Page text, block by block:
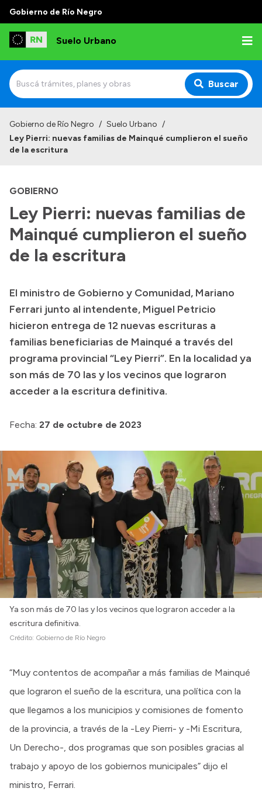
Gobierno de Río Negro
Suelo Urbano
Buscar
Gobierno de Río Negro / Suelo Urbano /
Ley Pierri: nuevas familias de Mainqué cumplieron el sueño
de la escritura
GOBIERNO
Ley Pierri: nuevas familias de
Mainqué cumplieron el sueño
de la escritura
El ministro de Gobierno y Comunidad, Mariano
Ferrari junto al intendente, Miguel Petricio
hicieron entrega de 12 nuevas escrituras a
familias beneficiarias de Mainqué a través del
programa provincial “Ley Pierri”. En la localidad ya
son más de 70 las y los vecinos que lograron
acceder a la escritura definitiva.
Fecha: 27 de octubre de 2023
Ya son más de 70 las y los vecinos que lograron acceder a la
escritura definitiva.
Crédito: Gobierno de Río Negro
“Muy contentos de acompañar a más familias de Mainqué
que lograron el sueño de la escritura, una política con la
que llegamos a los municipios y comisiones de fomento
de la provincia, a través de la -Ley Pierri- y -Mi Escritura,
Un Derecho-, dos programas que son posibles gracias al
trabajo y apoyo de los gobiernos municipales” dijo el
ministro, Ferrari.